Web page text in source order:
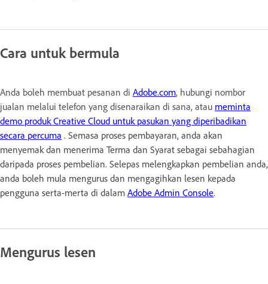
Cara untuk bermula
Anda boleh membuat pesanan di Adobe.com, hubungi nombor
jualan melalui telefon yang disenaraikan di sana, atau meminta
demo produk Creative Cloud untuk pasukan yang diperibadikan
secara percuma . Semasa proses pembayaran, anda akan
menyemak dan menerima Terma dan Syarat sebagai sebahagian
daripada proses pembelian. Selepas melengkapkan pembelian anda,
anda boleh mula mengurus dan mengagihkan lesen kepada
pengguna serta-merta di dalam Adobe Admin Console.
Mengurus lesen